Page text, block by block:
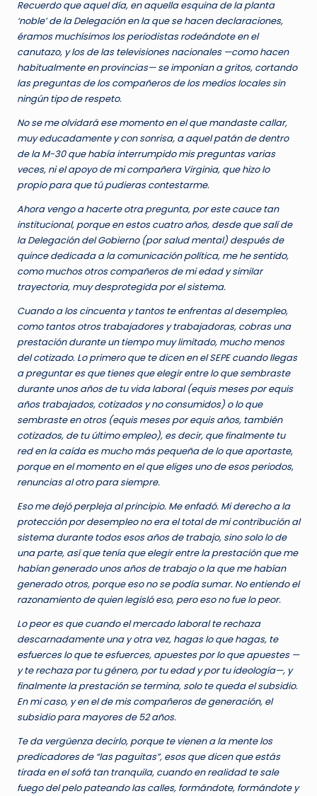
Recuerdo que aquel día, en aquella esquina de la planta
‘noble’ de la Delegación en la que se hacen declaraciones,
éramos muchísimos los periodistas rodeándote en el
canutazo, y los de las televisiones nacionales —como hacen
habitualmente en provincias— se imponían a gritos, cortando
las preguntas de los compañeros de los medios locales sin
ningún tipo de respeto.
No se me olvidará ese momento en el que mandaste callar,
muy educadamente y con sonrisa, a aquel patán de dentro
de la M-30 que había interrumpido mis preguntas varias
veces, ni el apoyo de mi compañera Virginia, que hizo lo
propio para que tú pudieras contestarme.
Ahora vengo a hacerte otra pregunta, por este cauce tan
institucional, porque en estos cuatro años, desde que salí de
la Delegación del Gobierno (por salud mental) después de
quince dedicada a la comunicación política, me he sentido,
como muchos otros compañeros de mi edad y similar
trayectoria, muy desprotegida por el sistema.
Cuando a los cincuenta y tantos te enfrentas al desempleo,
como tantos otros trabajadores y trabajadoras, cobras una
prestación durante un tiempo muy limitado, mucho menos
del cotizado. Lo primero que te dicen en el SEPE cuando llegas
a preguntar es que tienes que elegir entre lo que sembraste
durante unos años de tu vida laboral (equis meses por equis
años trabajados, cotizados y no consumidos) o lo que
sembraste en otros (equis meses por equis años, también
cotizados, de tu último empleo), es decir, que finalmente tu
red en la caída es mucho más pequeña de lo que aportaste,
porque en el momento en el que eliges uno de esos periodos,
renuncias al otro para siempre.
Eso me dejó perpleja al principio. Me enfadó. Mi derecho a la
protección por desempleo no era el total de mi contribución al
sistema durante todos esos años de trabajo, sino solo lo de
una parte, así que tenía que elegir entre la prestación que me
habían generado unos años de trabajo o la que me habían
generado otros, porque eso no se podía sumar. No entiendo el
razonamiento de quien legisló eso, pero eso no fue lo peor.
Lo peor es que cuando el mercado laboral te rechaza
descarnadamente una y otra vez, hagas lo que hagas, te
esfuerces lo que te esfuerces, apuestes por lo que apuestes —
y te rechaza por tu género, por tu edad y por tu ideología—, y
finalmente la prestación se termina, solo te queda el subsidio.
En mi caso, y en el de mis compañeros de generación, el
subsidio para mayores de 52 años.
Te da vergüenza decirlo, porque te vienen a la mente los
predicadores de “las paguitas”, esos que dicen que estás
tirada en el sofá tan tranquila, cuando en realidad te sale
fuego del pelo pateando las calles, formándote, formándote y